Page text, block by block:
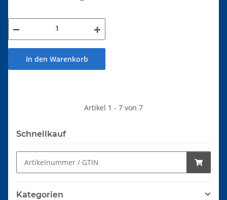
In den Warenkorb
Artikel 1 - 7 von 7
Schnellkauf
Kategorien